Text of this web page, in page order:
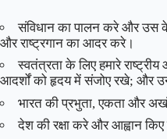
संविधान का पालन करे और उस के
और राष्ट्रगान का आदर करे।
स्वतंत्रता के लिए हमारे
आदर्शों को हृदय में संजोए रखे; और
भारत की प्रभुता, एकता और
देश की रक्षा करे और आह्वान किए